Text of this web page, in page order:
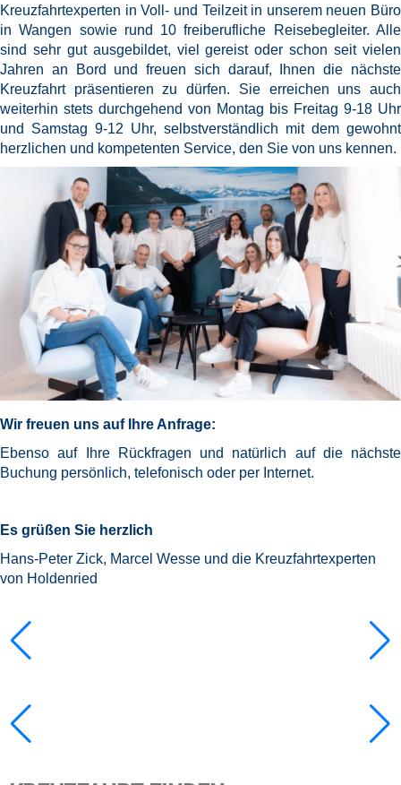
Kreuzfahrtexperten in Voll- und Teilzeit in unserem neuen Büro
in Wangen sowie rund 10 freiberufliche Reisebegleiter. Alle
sind sehr gut ausgebildet, viel gereist oder schon seit vielen
Jahren an Bord und freuen sich darauf, Ihnen die nächste
Kreuzfahrt präsentieren zu dürfen. Sie erreichen uns auch
weiterhin stets durchgehend von Montag bis Freitag 9-18 Uhr
und Samstag 9-12 Uhr, selbstverständlich mit dem gewohnt
herzlichen und kompetenten Service, den Sie von uns kennen.
Wir freuen uns auf Ihre Anfrage:
Ebenso auf Ihre Rückfragen und natürlich auf die nächste
Buchung persönlich, telefonisch oder per Internet.
Es grüßen Sie herzlich
Hans-Peter Zick, Marcel Wesse und die Kreuzfahrtexperten
von Holdenried